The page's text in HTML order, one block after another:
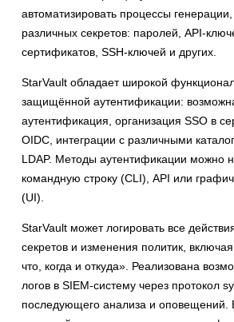
автоматизировать процессы
различных секретов: паролей, API-
сертификатов, SSH-ключей и других.
StarVault обладает широкой
защищённой аутентификации:
аутентификация, организация SSO в
OIDC, интеграции с различными
LDAP. Методы аутентификации можно
командную строку (CLI), API или
(UI).
StarVault может логировать все
секретов и изменения политик,
что, когда и откуда». Реализована
логов в SIEM-систему через протокол
последующего анализа и оповещений.